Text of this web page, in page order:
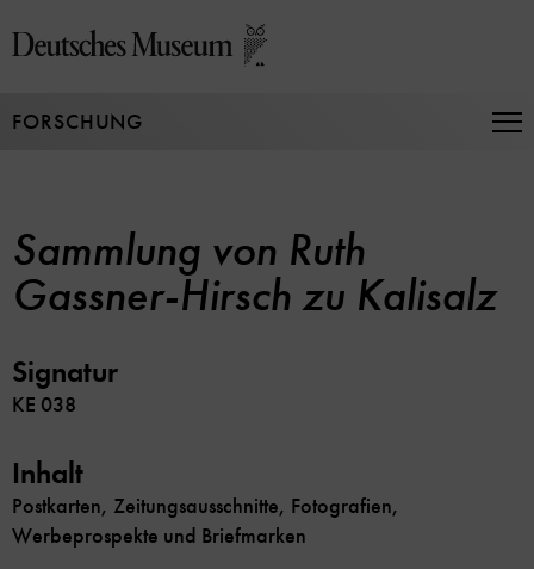
zum
FORSCHUNG
Sammlung von Ruth
Gassner-Hirsch zu Kalisalz
Signatur
KE 038
Inhalt
Postkarten, Zeitungsausschnitte, Fotografien,
Werbeprospekte und Briefmarken